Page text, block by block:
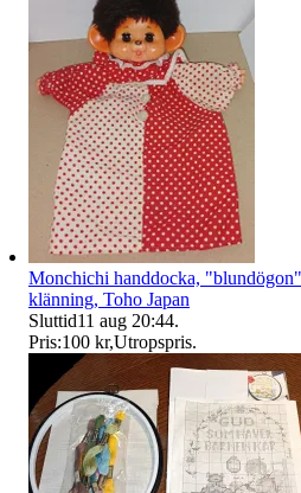
Monchichi handdocka,
klänning, Toho Japan
Sluttid11 aug 20:44.
Pris:100 kr,Utropspris.